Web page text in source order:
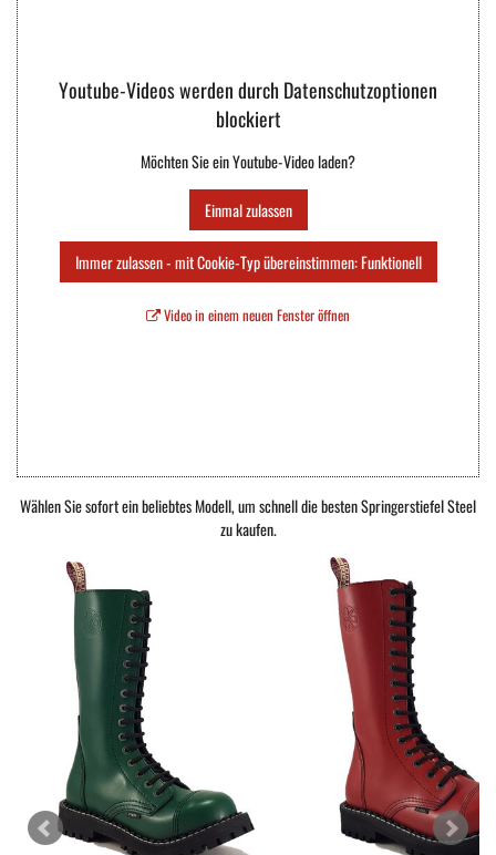
Youtube-Videos werden durch Datenschutzoptionen
blockiert
Möchten Sie ein Youtube-Video laden?
Einmal zulassen
Immer zulassen - mit Cookie-Typ übereinstimmen: Funktionell
Video in einem neuen Fenster öffnen
Wählen Sie sofort ein beliebtes Modell, um schnell die besten Springerstiefel Steel
zu kaufen.